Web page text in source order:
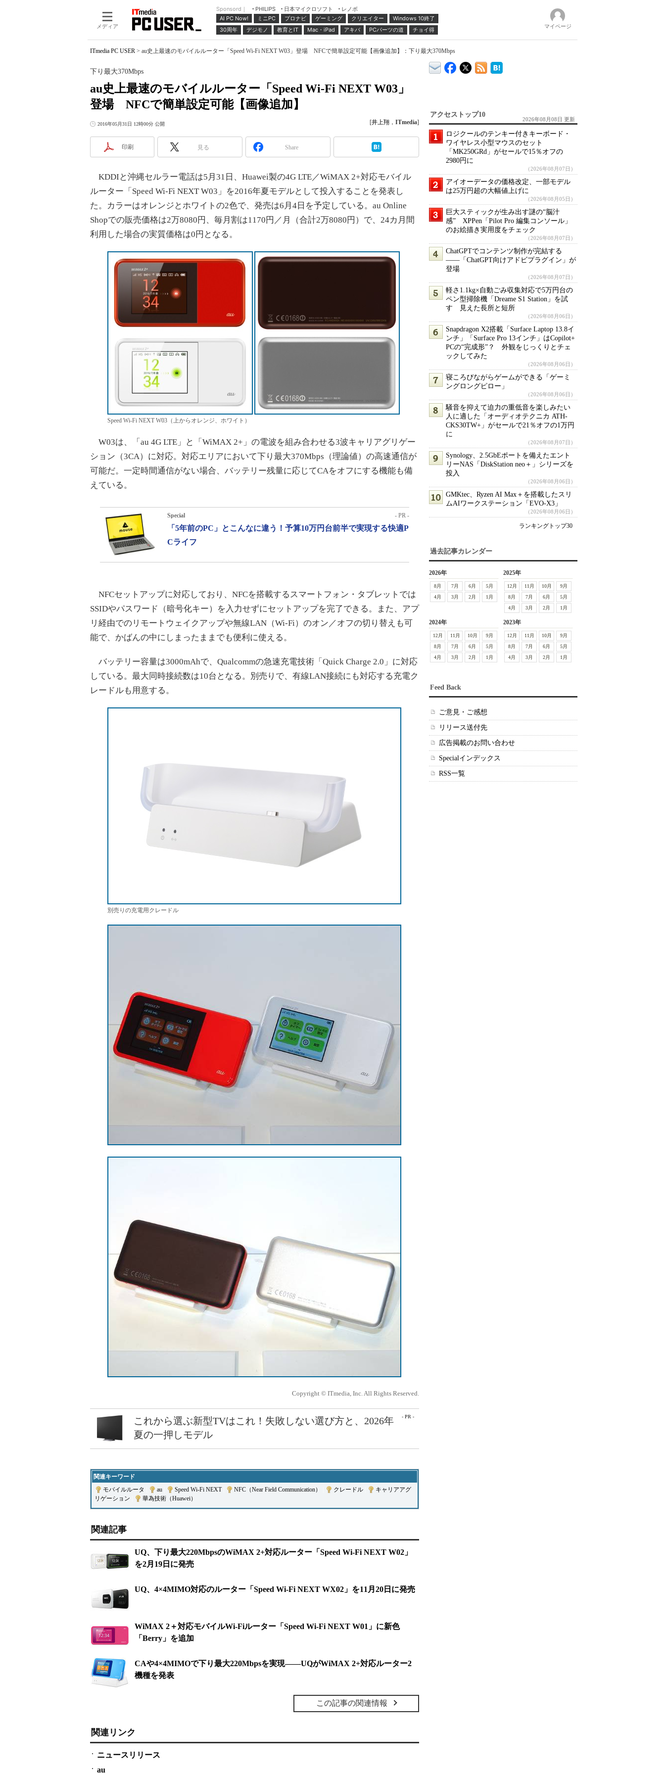
メディア
Sponsord｜ PHILIPS 日本マイクロソフト
レノボ
AI PC Now!
ミニPC プロナビ ゲーミング クリエイター
Windows 10終了
30周年
デジモノ 教育とIT Mac・iPad アキバ PCパーツの道 チョイ得 マイページ
ITmedia PC USER > au史上最速のモバイルルーター「Speed Wi-Fi NEXT W03」登場 NFCで簡単設定可能【画像追加】：下り最大370Mbps
au史上最速のモバイルルーター「Speed Wi-Fi NEXT W03」
登場 NFCで簡単設定可能【画像追加】
下り最大370Mbps
2016年05月31日 12時00分 公開 [井上翔 ， ITmedia]
印刷 見る Share
KDDIと沖縄セルラー電話は5月31日、Huawei製の4G LTE／WiMAX 2+対応モバイル
ルーター「Speed Wi-Fi NEXT W03」を2016年夏モデルとして投入することを発表し
た。カラーはオレンジとホワイトの2色で、発売は6月4日を予定している。au Online
Shopでの販売価格は2万8080円、毎月割は1170円／月（合計2万8080円）で、24カ月間
利用した場合の実質価格は0円となる。
Speed Wi-Fi NEXT W03（上からオレンジ、ホワイト）
W03は、「au 4G LTE」と「WiMAX 2+」の電波を組み合わせる3波キャリアグリゲー
ション（3CA）に対応。対応エリアにおいて下り最大370Mbps（理論値）の高速通信が
可能だ。一定時間通信がない場合、バッテリー残量に応じてCAをオフにする機能も備
えている。
Special - PR -
「5年前のPC」とこんなに違う！予算10万円台前半で実現する快適P
Cライフ
NFCセットアップに対応しており、NFCを搭載するスマートフォン・タブレットでは
SSIDやパスワード（暗号化キー）を入力せずにセットアップを完了できる。また、アプ
リ経由でのリモートウェイクアップや無線LAN（Wi-Fi）のオン／オフの切り替えも可
能で、かばんの中にしまったままでも便利に使える。
バッテリー容量は3000mAhで、Qualcommの急速充電技術「Quick Charge 2.0」に対応
している。最大同時接続数は10台となる。別売りで、有線LAN接続にも対応する充電ク
レードルも用意する。
別売りの充電用クレードル
Copyright © ITmedia, Inc. All Rights Reserved.
- PR -
これから選ぶ新型TVはこれ！失敗しない選び方と、2026年
夏の一押しモデル
関連キーワード
モバイルルータ
au Speed Wi-Fi NEXT| NFC（Near Field Communication） クレードル
キャリアアグ
リゲーション
華為技術（Huawei）
関連記事
UQ、下り最大220MbpsのWiMAX 2+対応ルーター「Speed Wi-Fi NEXT W02」
を2月19日に発売
UQ、4×4MIMO対応のルーター「Speed Wi-Fi NEXT WX02」を11月20日に発売
WiMAX 2＋対応モバイルWi-Fiルーター「Speed Wi-Fi NEXT W01」に新色
「Berry」を追加
CAや4×4MIMOで下り最大220Mbpsを実現――UQがWiMAX 2+対応ルーター2
機種を発表
この記事の関連情報
関連リンク
ニュースリリース
au
アクセストップ10
2026年08月08日 更新
ロジクールのテンキー付きキーボード・
ワイヤレス小型マウスのセット
「MK250GRd」がセールで15％オフの
2980円に
（2026年08月07日）
アイオーデータの価格改定、一部モデル
は25万円超の大幅値上げに
（2026年08月05日）
巨大スティックが生み出す謎の“脳汁
感” XPPen「Pilot Pro 編集コンソール」
のお絵描き実用度をチェック
（2026年08月07日）
ChatGPTでコンテンツ制作が完結する
――「ChatGPT向けアドビプラグイン」が
登場
（2026年08月07日）
軽さ1.1kg×自動ごみ収集対応で5万円台の
ペン型掃除機「Dreame S1 Station」を試
す 見えた長所と短所
（2026年08月06日）
Snapdragon X2搭載「Surface Laptop 13.8イ
ンチ」「Surface Pro 13インチ」はCopilot+
PCの“完成形”？ 外観をじっくりとチェ
ックしてみた
（2026年08月06日）
寝ころびながらゲームができる「ゲーミ
ングロングピロー」
（2026年08月06日）
騒音を抑えて迫力の重低音を楽しみたい
人に適した「オーディオテクニカ ATH-
CKS30TW+」がセールで21％オフの1万円
に
（2026年08月07日）
Synology、2.5GbEポートを備えたエント
リーNAS「DiskStation neo＋」シリーズを
投入
（2026年08月06日）
GMKtec、Ryzen AI Max＋を搭載したスリ
ムAIワークステーション「EVO-X3」
（2026年08月06日）
ランキングトップ30
過去記事カレンダー
2026年
8月 7月 6月
5月
4月
3月 2月 1月
2025年
12月 11月 10月
9月
8月
7月 6月
5月
4月
3月 2月 1月
2024年
12月 11月 10月
9月
8月
7月 6月
5月
4月
3月 2月 1月
2023年
12月 11月 10月
9月
8月
7月 6月
5月
4月
3月 2月 1月
Feed Back
ご意見・ご感想
リリース送付先
広告掲載のお問い合わせ
Specialインデックス
RSS一覧